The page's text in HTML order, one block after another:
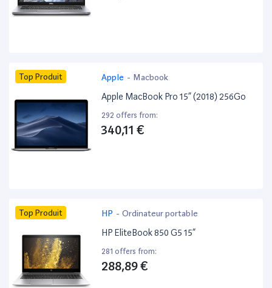
Top Produit Apple - Macbook
Apple MacBook Pro 15” (2018) 256Go
292 offers from:
340,11 €
Top Produit HP - Ordinateur portable
HP EliteBook 850 G5 15”
281 offers from:
288,89 €